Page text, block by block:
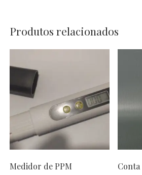
Produtos relacionados
Medidor de PPM Conta